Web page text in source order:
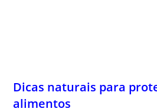
Dicas naturais para
alimentos